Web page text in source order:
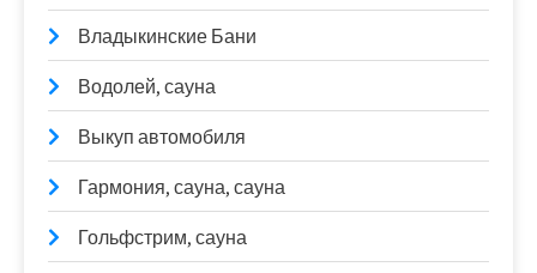
Владыкинские Бани
Водолей, сауна
Выкуп автомобиля
Гармония, сауна, сауна
Гольфстрим, сауна